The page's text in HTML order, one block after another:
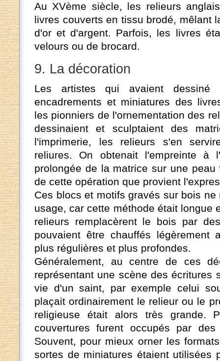
Au XVème siècle, les relieurs
livres couverts en tissu brodé, mêlant
d'or et d'argent. Parfois, les livres
velours ou de brocard.
9. La décoration
Les artistes qui avaient dessiné
encadrements et miniatures des
les pionniers de l'ornementation des
dessinaient et sculptaient des
l'imprimerie, les relieurs s'en
reliures. On obtenait l'empreinte à
prolongée de la matrice sur une peau
de cette opération que provient
Ces blocs et motifs gravés sur bois
usage, car cette méthode était longue
relieurs remplacèrent le bois par
pouvaient être chauffés légèrement
plus régulières et plus profondes.
Généralement, au centre de ces
représentant une scène des écritures
vie d'un saint, par exemple celui
plaçait ordinairement le relieur ou le
religieuse était alors très grande.
couvertures furent occupés par
Souvent, pour mieux orner les
sortes de miniatures étaient utilisées